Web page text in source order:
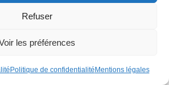
Refuser
les préférences
Politique de confidentialité Mentions légales